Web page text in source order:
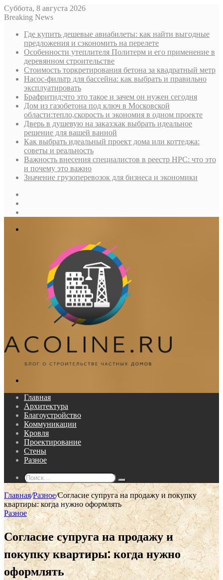
Суббота, 8 августа 2026
Breaking News
Где купить дешевые авиабилеты: как найти выгодные
предложения и сэкономить на перелете
Особенности утеплителя Политерм и его применение в
деревянном строительстве
Стоимость торкретирования бетона за квадратный метр
Насос-фильтр для бассейна: как выбрать и правильно
эксплуатировать
Брафритид:что это такое и зачем он нужен сегодня
Дом из газобетона под ключ в Московской
области:тепло,скорость и экономия в одном проекте
Дверь в душевую на заказ:как выбрать идеальное
решение для вашей ванной
Как выбрать идеальный проект дома или коттеджа:
советы и реальность
Важность внесения специалистов в реестр НРС: что это
и почему это важно
Значение грузоперевозок для бизнеса и экономики
Главная
Архитектура
Благоустройство
Коммуникации
Кровля
Проектирование
Стены
Разное
Поиск...
Главная/Разное/Согласие супруга на продажу и покупку
квартиры: когда нужно оформлять
Разное
Согласие супруга на продажу и
покупку квартиры: когда нужно
оформлять